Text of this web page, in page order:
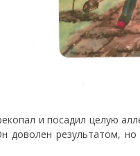
и посадил целую
доволен результатом, но